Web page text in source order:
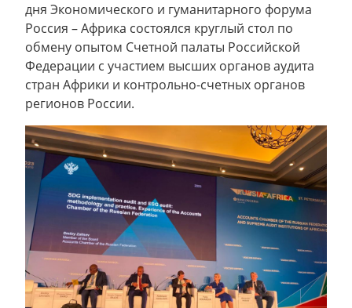
дня Экономического и гуманитарного форума
Россия – Африка состоялся круглый стол по
обмену опытом Счетной палаты Российской
Федерации с участием высших органов аудита
стран Африки и контрольно-счетных органов
регионов России.